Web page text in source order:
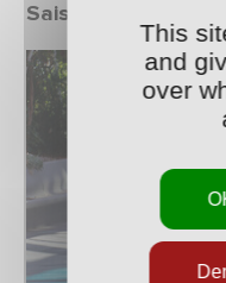
Saison 2023/2024
This
and
over